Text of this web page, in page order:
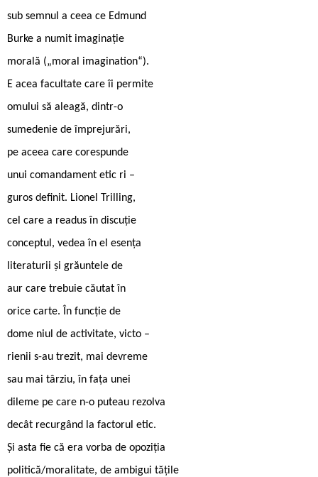
sub semnul a ceea ce Edmund
Burke a numit imaginație
morală („moral imagination“).
E acea facultate care îi permite
omului să aleagă, dintr-o
sumedenie de împrejurări,
pe aceea care corespunde
unui comandament etic ri –
guros definit. Lionel Trilling,
cel care a readus în discuție
conceptul, vedea în el esența
literaturii și grăuntele de
aur care trebuie căutat în
orice carte. În funcție de
dome niul de activitate, victo –
rienii s-au trezit, mai devreme
sau mai târziu, în fața unei
dileme pe care n-o puteau rezolva
decât recurgând la factorul etic.
Și asta fie că era vorba de opoziția
politică/moralitate, de ambigui tățile